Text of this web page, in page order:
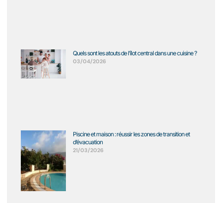
Quels sont les atouts de l’îlot central dans une cuisine ?
03/04/2026
Piscine et maison : réussir les zones de transition et
d’évacuation
21/03/2026